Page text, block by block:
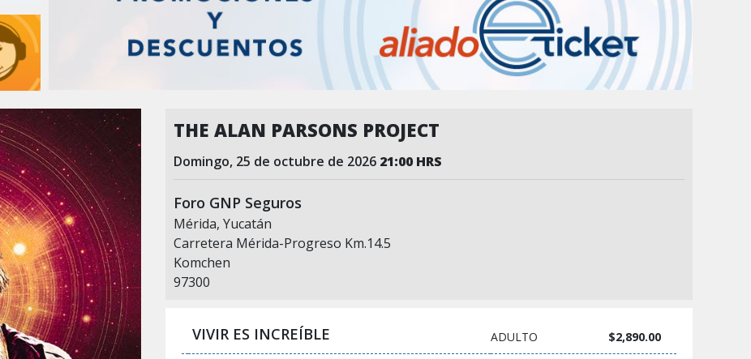
THE ALAN PARSONS PROJECT
domingo, 25 de octubre de 2026 21:00 HRS
Foro GNP Seguros
Mérida, Yucatán
Carretera Mérida-Progreso Km.14.5
Komchen
97300
VIVIR ES INCREÍBLE ADULTO $2,890.00